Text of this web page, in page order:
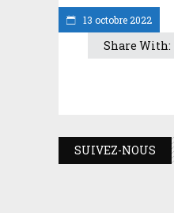
13 octobre 2022
Share With:
SUIVEZ-NOUS